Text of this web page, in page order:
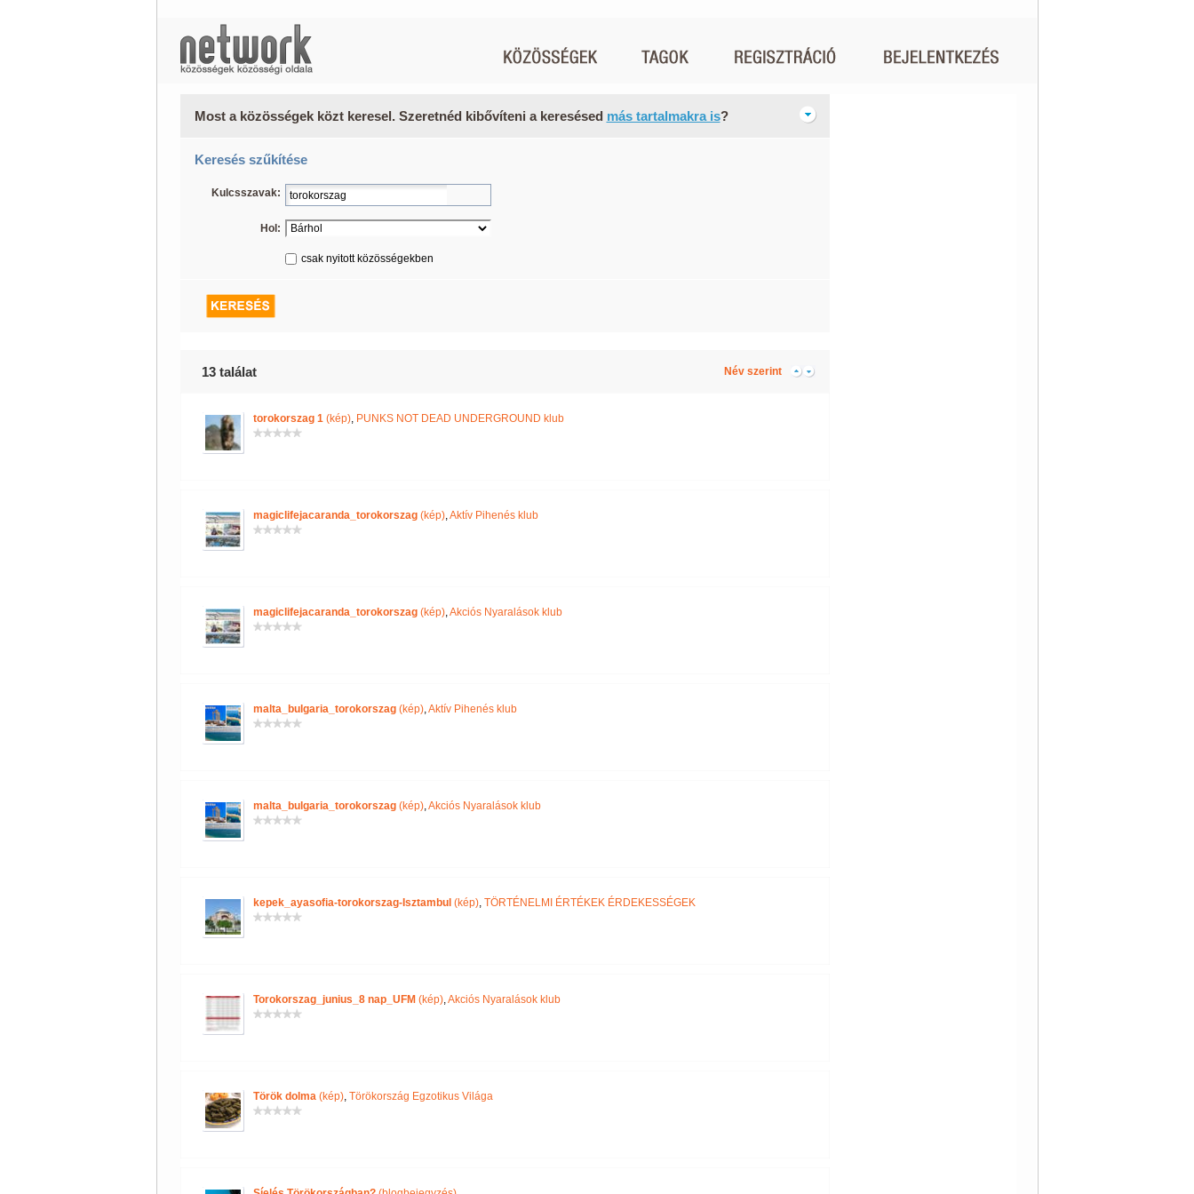
Most a közösségek közt keresel. Szeretnéd kibővíteni a keresésed más tartalmakra is?
Keresés szűkítése
Kulcsszavak:
Hol:
csak nyitott közösségekben
13 találat Név szerint
torokorszag 1(kép), PUNKS NOT DEAD UNDERGROUND klub
magiclifejacaranda_torokorszag(kép),Aktív Pihenés klub
magiclifejacaranda_torokorszag(kép),Akciós Nyaralások klub
malta_bulgaria_torokorszag(kép),Aktív Pihenés klub
malta_bulgaria_torokorszag(kép),Akciós Nyaralások klub
kepek_ayasofia-torokorszag-Isztambul (kép), TÖRTÉNELMI ÉRTÉKEK ÉRDEKESSÉGEK
Torokorszag_junius_8 nap_UFM (kép),Akciós Nyaralások klub
Török dolma(kép), Törökország Egzotikus Világa